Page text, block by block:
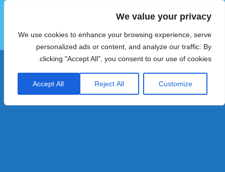
We value your privacy
We use cookies to enhance your browsing experience, serve
personalized ads or content, and analyze our traffic. By
clicking "Accept All", you consent to our use of cookies.
Customize
Reject All
Accept All
הוטצימר
תפריטים
ווידג'טים